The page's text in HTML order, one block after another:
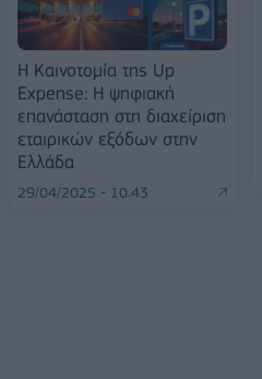
Η Καινοτομία της Up
Expense: Η ψηφιακή
επανάσταση στη διαχείριση
εταιρικών εξόδων στην
Ελλάδα
29/04/2025 - 10:43